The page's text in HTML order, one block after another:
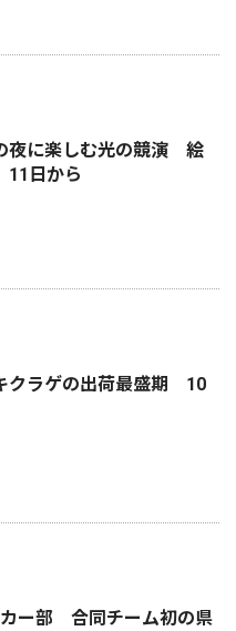
夜に楽しむ光の競演 絵
日から
クラゲの出荷最盛期 10
ー部 合同チーム初の県